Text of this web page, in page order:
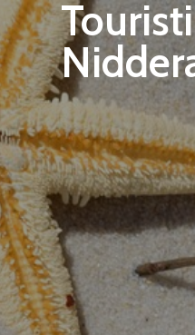
Zum
Inhalt
springen